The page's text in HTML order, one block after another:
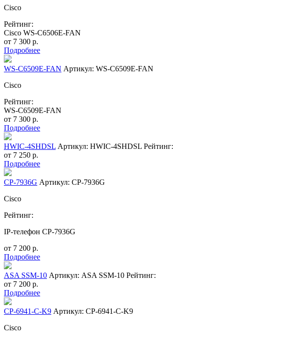
Cisco
Рейтинг:
Cisco WS-C6506E-FAN
от 7 300 р.
Подробнее
WS-C6509E-FAN Артикул: WS-C6509E-FAN
Cisco
Рейтинг:
WS-C6509E-FAN
от 7 300 р.
Подробнее
HWIC-4SHDSL Артикул: HWIC-4SHDSL Рейтинг:
от 7 250 р.
Подробнее
CP-7936G Артикул: CP-7936G
Cisco
Рейтинг:
IP-телефон CP-7936G
от 7 200 р.
Подробнее
ASA SSM-10 Артикул: ASA SSM-10 Рейтинг:
от 7 200 р.
Подробнее
CP-6941-C-K9 Артикул: CP-6941-C-K9
Cisco